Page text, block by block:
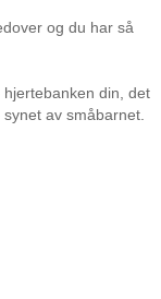
og du har så
din, det
av småbarnet.